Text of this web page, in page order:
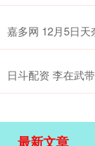
嘉多网 12月5日天
日斗配资 李在武
最新文章